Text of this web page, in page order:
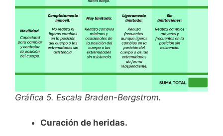
Gráfica 5. Escala Braden-Bergstrom.
Curación de heridas.